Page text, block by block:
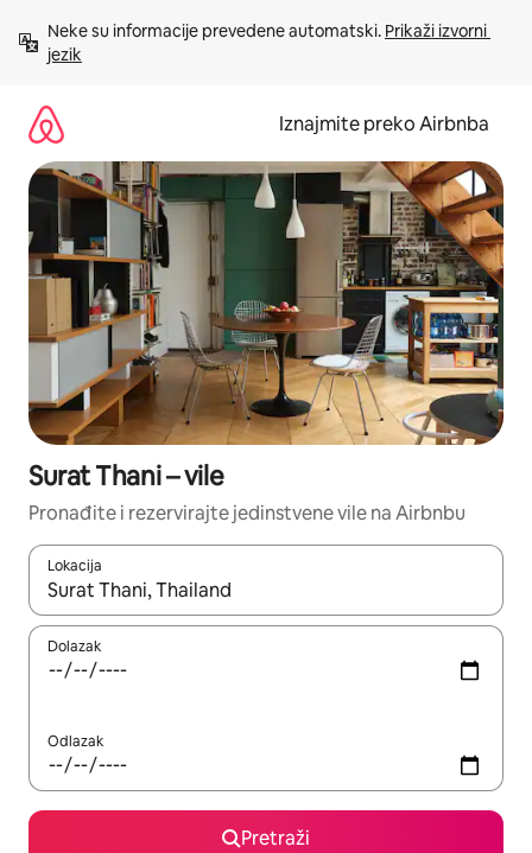
sadržaj
Neke su informacije prevedene automatski. Prikaži izvorni
jezik
Iznajmite preko Airbnba
Surat Thani – vile
Pronađite i rezervirajte jedinstvene vile na Airbnbu
Lokacija
Kada budu dostupni rezultati, moći ćete ih pregledati
Dolazak
Odlazak
Pretraži